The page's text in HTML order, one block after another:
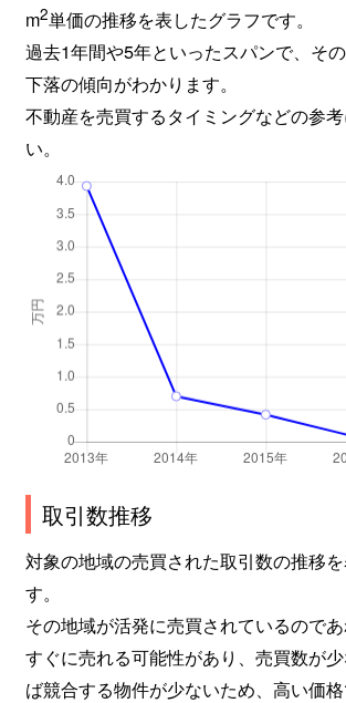
m2単価の推移を表したグラフです。
過去1年間や5年といったスパンで、そ
下落の傾向がわかります。
不動産を売買するタイミングなどの参
い。
取引数推移
対象の地域の売買された取引数の推移
す。
その地域が活発に売買されているので
すぐに売れる可能性があり、売買数が
ば競合する物件が少ないため、高い価